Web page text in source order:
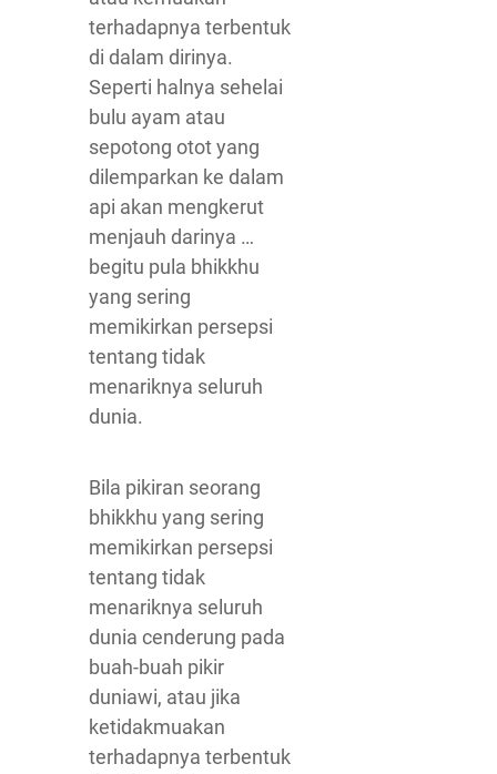
terhadapnya terbentuk
di dalam dirinya.
Seperti halnya sehelai
bulu ayam atau
sepotong otot yang
dilemparkan ke dalam
api akan mengkerut
menjauh darinya …
begitu pula bhikkhu
yang sering
memikirkan persepsi
tentang tidak
menariknya seluruh
dunia.
Bila pikiran seorang
bhikkhu yang sering
memikirkan persepsi
tentang tidak
menariknya seluruh
dunia cenderung pada
buah-buah pikir
duniawi, atau jika
ketidakmuakan
terhadapnya terbentuk